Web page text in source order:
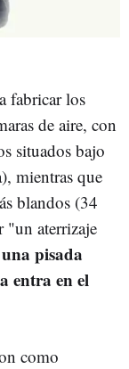
fabricar los
de aire, con
situados bajo
mientras que
blandos (34
"un aterrizaje
una pisada
entra en el
como